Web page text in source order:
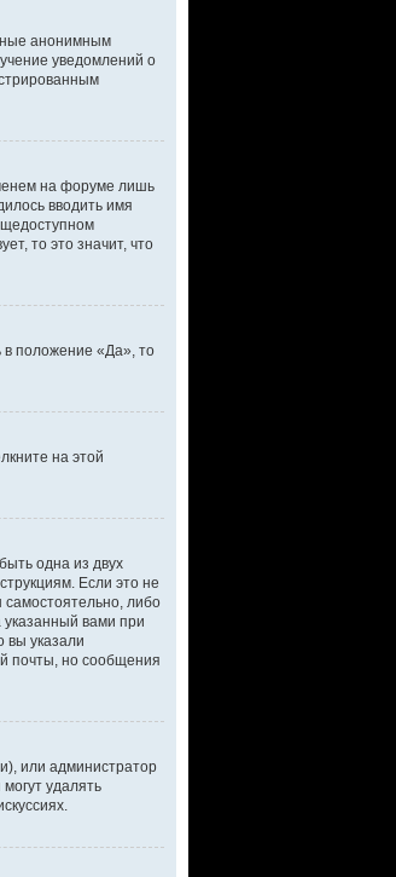
анонимным
уведомлений о
на форуме лишь
вводить имя
то это значит, что
в положение «Да», то
на этой
одна из двух
Если это не
самостоятельно, либо
вами при
вы указали
почты, но сообщения
или администратор
удалять